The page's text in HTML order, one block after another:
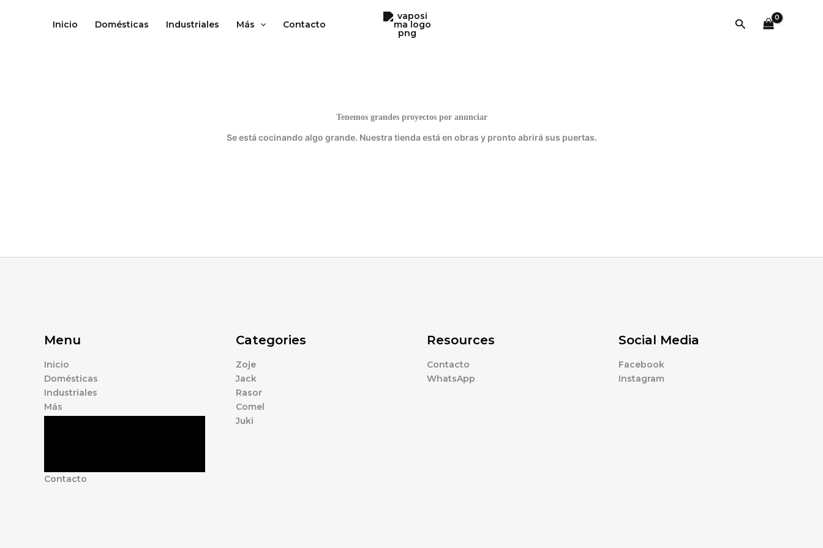
Inicio Domésticas Industriales Más Contacto Buscar
Tenemos grandes proyectos por anunciar
Se está cocinando algo grande. Nuestra tienda está en obras y pronto abrirá sus puertas.
Menu
Inicio
Domésticas
Industriales
Más
Contacto
Categories
Zoje
Jack
Rasor
Comel
Juki
Resources
Contacto
WhatsApp
Social Media
Facebook
Instagram